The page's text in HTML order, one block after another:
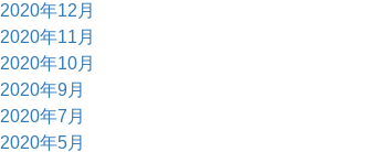
2020年12月
2020年11月
2020年10月
2020年9月
2020年7月
2020年5月